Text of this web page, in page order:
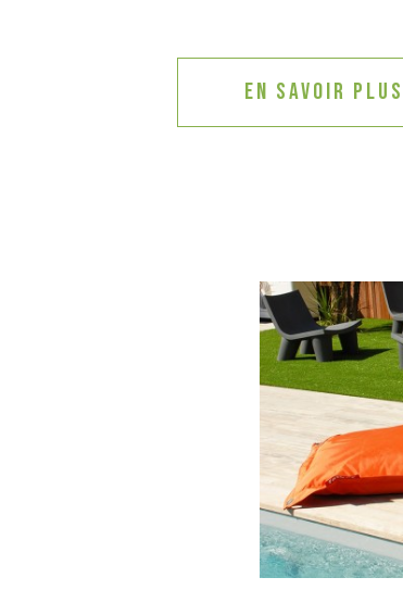
En savoir plus